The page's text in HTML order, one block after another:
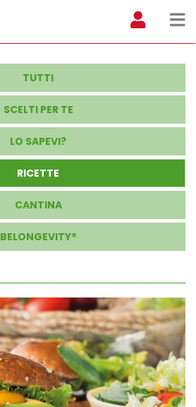
TUTTI
SCELTI PER TE
LO SAPEVI?
RICETTE
CANTINA
BELONGEVITY®